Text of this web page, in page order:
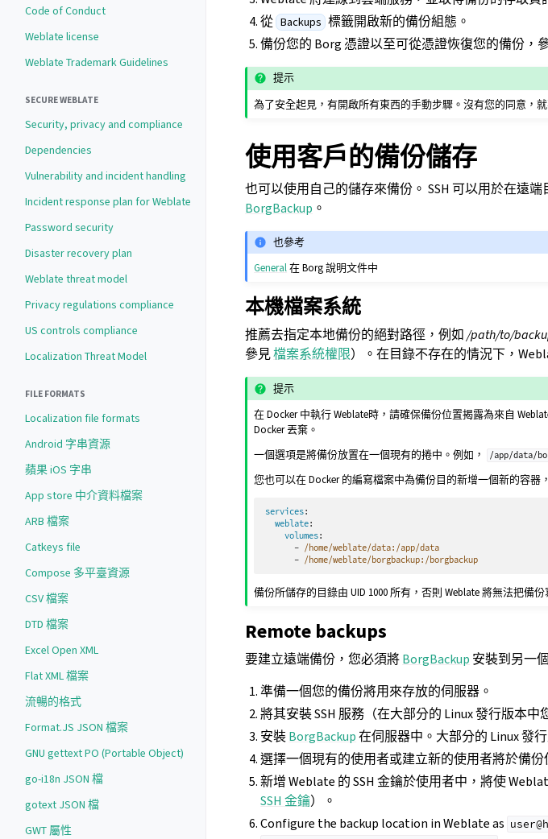
Code of Conduct
Weblate license
Weblate Trademark Guidelines
SECURE WEBLATE
Security, privacy and compliance
Dependencies
Vulnerability and incident handling
Incident response plan for Weblate
Password security
Disaster recovery plan
Weblate threat model
Privacy regulations compliance
US controls compliance
Localization Threat Model
FILE FORMATS
Localization file formats
Android 字串資源
蘋果 iOS 字串
App store 中介資料檔案
ARB 檔案
Catkeys file
Compose 多平臺資源
CSV 檔案
DTD 檔案
Excel Open XML
Flat XML 檔案
流暢的格式
Format.JS JSON 檔案
GNU gettext PO (Portable Object)
go-i18n JSON 檔
gotext JSON 檔
GWT 屬性
從 Backups 標籤開啟新的備份組態。
備份您的 Borg 憑證以至可從憑證恢復您的備份，
提示
為了安全起見，有開啟所有東西的手動步驟。沒有您的同意，
使用客戶的備份儲存
也可以使用自己的儲存來備份。 SSH 可以用於在遠
BorgBackup 。
也參考
General在 Borg 說明文件中
本機檔案系統
推薦去指定本地備份的絕對路徑，例如/path/to/
參見檔案系統權限）。在目錄不存在的情況下，
提示
在 Docker 中執行 Weblate時，請確保備份位置揭露為來自
Docker 丟棄。
一個選項是將備份放置在一個現有的捲中。例如，
/app/data/
您也可以在 Docker 的編寫檔案中為備份目的新增一個新的容器
services:
weblate:
volumes:
- /home/weblate/data:/app/data
- /home/weblate/borgbackup:/borgbackup
備份所儲存的目錄由 UID 1000 所有，否則 Weblate 將無法把備份
Remote backups
要建立遠端備份，您必須將BorgBackup 安裝到另一
準備一個您的備份將用來存放的伺服器。
將其安裝 SSH 服務（在大部分的 Linux 發行版本中
安裝BorgBackup在伺服器中。大部分的 Linux 發
選擇一個現有的使用者或建立新的使用者將於備份
新增 Weblate 的 SSH 金鑰於使用者中，將使
SSH 金鑰）。
Configure the backup location in Weblate as